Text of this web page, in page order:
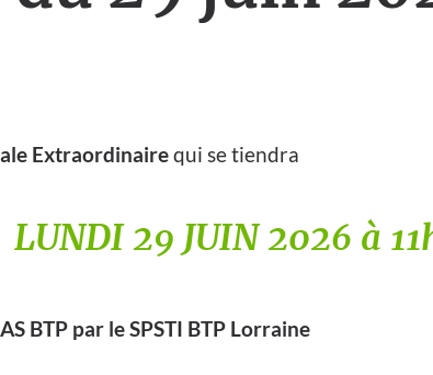
Extraordinairequi se tiendra
LUNDI 29 JUIN 2026 à
BTP par le SPSTI BTP Lorraine